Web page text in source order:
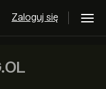
Zaloguj się